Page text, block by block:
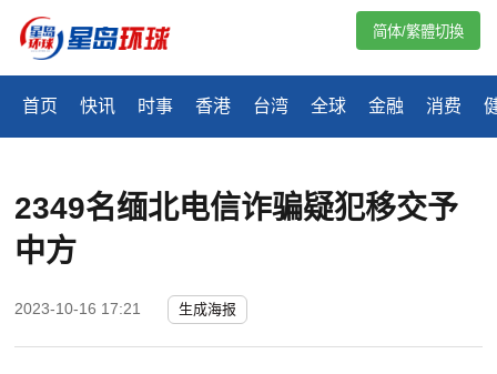
首页 快讯 时事 香港 台湾 全球 金融 消费
简体/繁體切換
​2349名缅北电信诈骗疑犯移交予
中方
2023-10-16 17:21 生成海报